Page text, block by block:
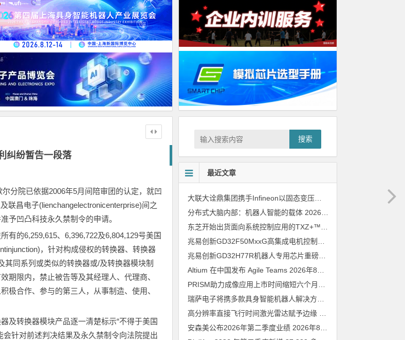
纠纷暂告一段落
分院已依据2006年5月间陪审团的认定，就凹
联昌电子(lienchangelectronicenterprise)间之
予凹凸科技永久禁制令的申请。
有的6,259,615、6,396,722及6,804,129号美国
，针对构成侵权的转换器、转换器
其同系列或类似的转换器或/及转换器模块制
期限内，禁止被告等及其经理人、代理商、
极合作、参与的第三人，从事制造、使用、
及转换器模块产品逐一清楚标示“不得于美国
针对前述判决结果及永久禁制令向法院提出
搜索
最近文章
大联大诠鼎集团携手Infineon以固态变压器重构配电效率新标杆
分布式大脑内部：机器人智能的载体 2026年8月6日
兆易创新GD32H77R机器人专用芯片重磅亮相，精准赋能伺服驱动与关节控制
Altium 在中国发布 Agile Teams 2026年8月6日
安森美公布2026年第二季度业绩 2026年8月6日